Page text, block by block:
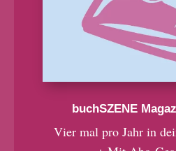
buchSZENE
Vier mal pro Jahr in